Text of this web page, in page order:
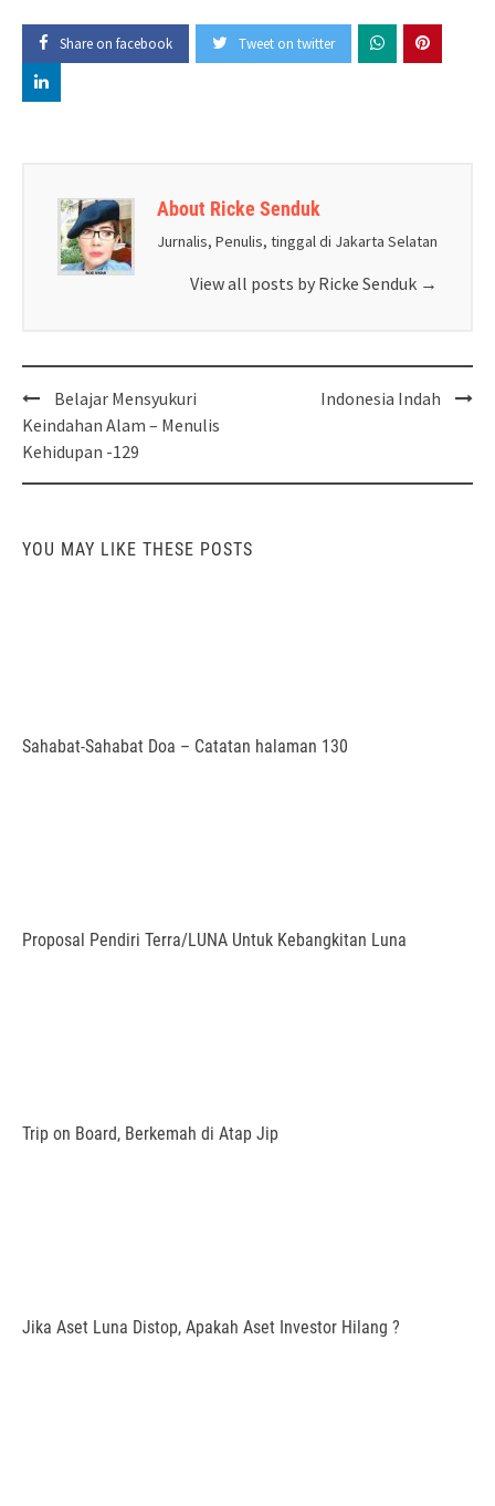
Share on facebook Tweet on twitter
About Ricke Senduk
Jurnalis, Penulis, tinggal di Jakarta Selatan
View all posts by Ricke Senduk →
Post
navigation
Belajar Mensyukuri
Keindahan Alam – Menulis
Kehidupan -129
Indonesia Indah
YOU MAY LIKE THESE POSTS
Sahabat-Sahabat Doa – Catatan halaman 130
Proposal Pendiri Terra/LUNA Untuk Kebangkitan Luna
Trip on Board, Berkemah di Atap Jip
Jika Aset Luna Distop, Apakah Aset Investor Hilang ?